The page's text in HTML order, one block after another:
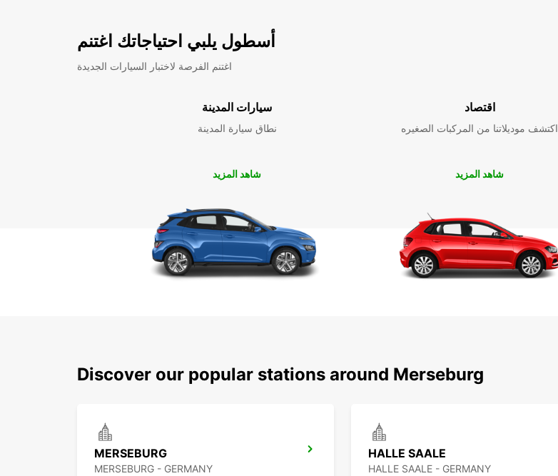
أسطول يلبي احتياجاتك اغتنم
اغتنم الفرصة لاختبار السيارات الجديدة
سيارات المدينة
نطاق سيارة المدينة
شاهد المزيد
اقتصاد
اكتشف موديلاتنا من المركبات الصغيره
شاهد المزيد
Discover our popular stations around Merseburg
MERSEBURG
MERSEBURG - GERMANY
HALLE SAALE
HALLE SAALE - GERMANY